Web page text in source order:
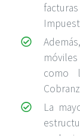
como
La